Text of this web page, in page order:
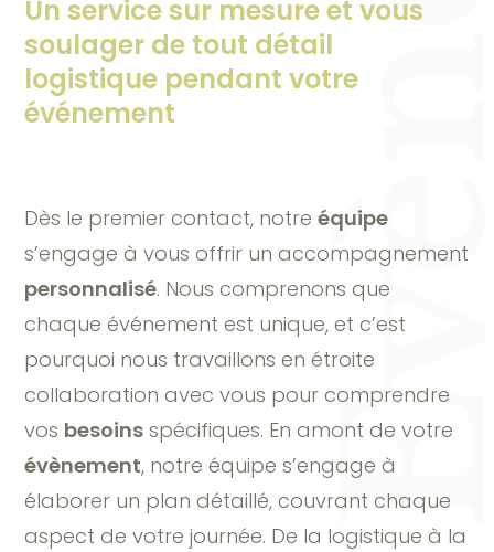
Un service sur mesure et vous
soulager de tout détail
logistique pendant votre
événement
Dès le premier contact, notreéquipe
s’engage à vous offrir un accompagnement
personnalisé. Nous comprenons que
chaque événement est unique, et c’est
pourquoi nous travaillons en étroite
collaboration avec vous pour comprendre
vos besoins spécifiques. En amont de votre
évènement, notre équipe s’engage à
élaborer un plan détaillé, couvrant chaque
aspect de votre journée. De la logistique à la